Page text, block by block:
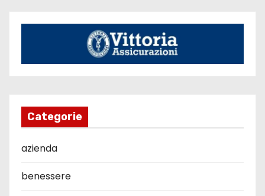
Categorie
azienda
benessere